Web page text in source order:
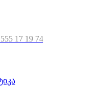
17 19 74